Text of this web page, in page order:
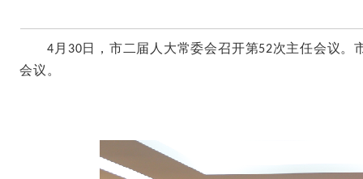
4 月 30日，市二届人大常委会召开第52次主任会议。
会议。